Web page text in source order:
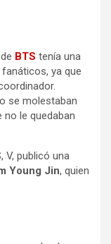
BTS tenía una
ya que
se molestaban
le quedaban
V, publicó una
Young Jin, quien